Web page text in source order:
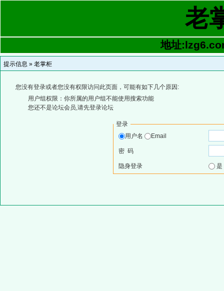
老
地址
提示信息 » 老掌柜
您没有登录或者您没有权限访问此页面，可能有如下几个原因:
用户组权限：你所属的用户组不能使用搜索功能
您还不是论坛会员,请先登录论坛
登录
用户名
Email
密 码
隐身登录